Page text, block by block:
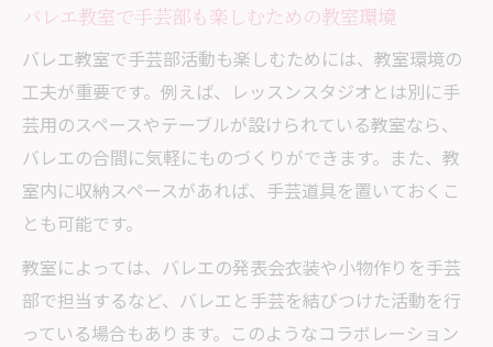
バレエ教室で手芸部も楽しむための教室環境
バレエ教室で手芸部活動も楽しむためには、教室環境の
工夫が重要です。例えば、レッスンスタジオとは別に手
芸用のスペースやテーブルが設けられている教室なら、
バレエの合間に気軽にものづくりができます。また、教
室内に収納スペースがあれば、手芸道具を置いておくこ
とも可能です。
教室によっては、バレエの発表会衣装や小物作りを手芸
部で担当するなど、バレエと手芸を結びつけた活動を行
っている場合もあります。このようなコラボレーション